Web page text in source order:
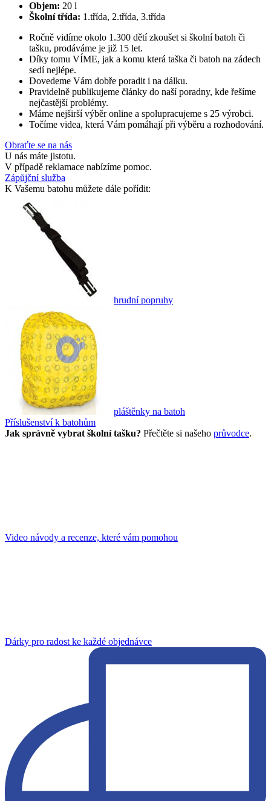
Objem: 20 l
Školní třída: 1.třída, 2.třída, 3.třída
Ročně vidíme okolo 1.300 dětí zkoušet si školní batoh či
tašku, prodáváme je již 15 let.
Díky tomu VÍME, jak a komu která taška či batoh na zádech
sedí nejlépe.
Dovedeme Vám dobře poradit i na dálku.
Pravidelně publikujeme články do naší poradny, kde řešíme
nejčastější problémy.
Máme nejširší výběr online a spolupracujeme s 25 výrobci.
Točíme videa, která Vám pomáhají při výběru a rozhodování.
Obraťte se na nás
U nás máte jistotu.
V případě reklamace nabízíme pomoc.
Zápůjční služba
K Vašemu batohu můžete dále pořídit:
hrudní popruhy
pláštěnky na batoh
Příslušenství k batohům
Jak správně vybrat školní tašku? Přečtěte si našeho průvodce.
Video návody a recenze, které vám pomohou
Dárky pro radost ke každé objednávce